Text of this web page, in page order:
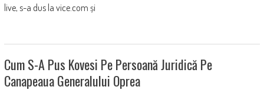
live, s-a dus la vice.com și
Cum S-A Pus Kovesi Pe Persoană Juridică Pe
Canapeaua Generalului Oprea